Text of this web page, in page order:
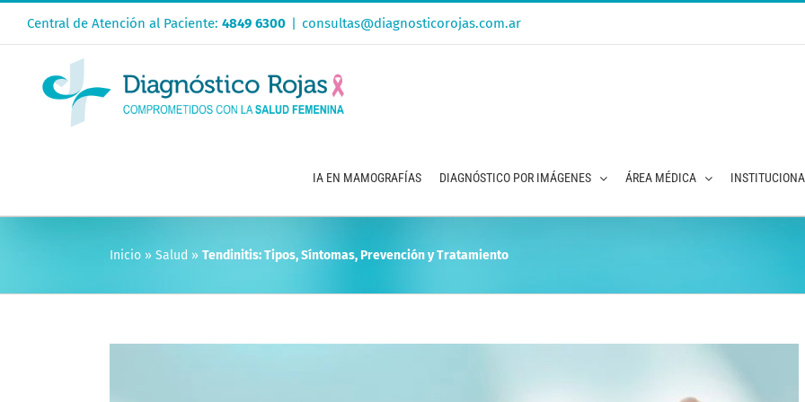
Central de Atención al Paciente: 4849 6300 | consultas@diagnosticorojas.com.ar
IA EN MAMOGRAFÍAS DIAGNÓSTICO POR IMÁGENES ÁREA MÉDICA
Inicio » Salud » Tendinitis: Tipos, Síntomas, Prevención y Tratamiento